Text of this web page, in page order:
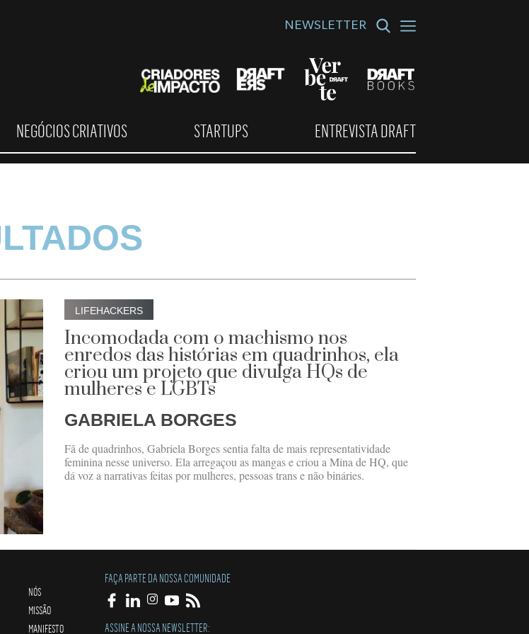
NEWSLETTER
NEGÓCIOS CRIATIVOS STARTUPS ENTREVISTA DRAFT
LIFEHACKERS
Incomodada com o machismo nos
enredos das histórias em quadrinhos, ela
criou um projeto que divulga HQs de
mulheres e LGBTs
GABRIELA BORGES
Fã de quadrinhos, Gabriela Borges sentia falta de mais representatividade
feminina nesse universo. Ela arregaçou as mangas e criou a Mina de HQ, que
dá voz a narrativas feitas por mulheres, pessoas trans e não bináries.
NÓS
MISSÃO
MANIFESTO
FAÇA PARTE DA NOSSA COMUNIDADE
ASSINE A NOSSA NEWSLETTER: